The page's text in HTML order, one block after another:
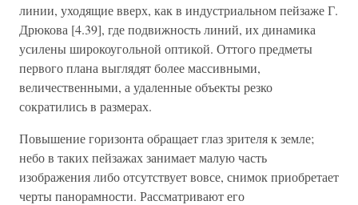
линии, уходящие вверх, как в индустриальном пейзаже Г.
Дрюкова [4.39], где подвижность линий, их динамика
усилены широкоугольной оптикой. Оттого предметы
первого плана выглядят более массивными,
величественными, а удаленные объекты резко
сократились в размерах.
Повышение горизонта обращает глаз зрителя к земле;
небо в таких пейзажах занимает малую часть
изображения либо отсутствует вовсе, снимок приобретает
черты панорамности. Рассматривают его